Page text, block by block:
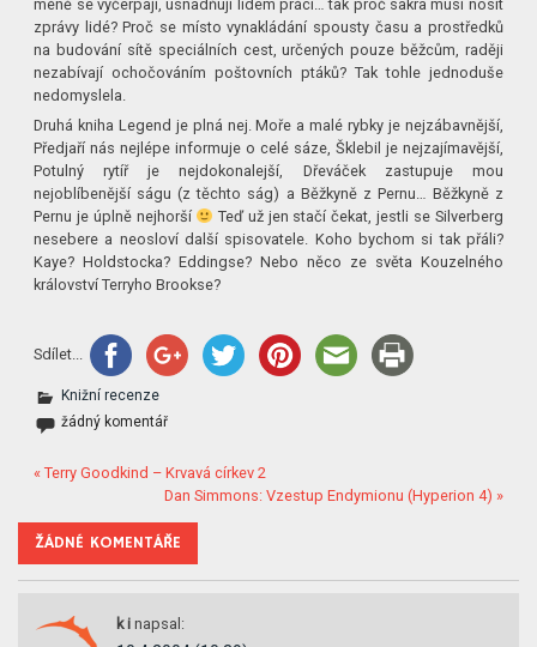
méně se vyčerpají, usnadňují lidem práci… tak proč sakra musí nosit
zprávy lidé? Proč se místo vynakládání spousty času a prostředků
na budování sítě speciálních cest, určených pouze běžcům, raději
nezabívají ochočováním poštovních ptáků? Tak tohle jednoduše
nedomyslela.
Druhá kniha Legend je plná nej. Moře a malé rybky je nejzábavnější,
Předjaří nás nejlépe informuje o celé sáze, Šklebil je nejzajímavější,
Potulný rytíř je nejdokonalejší, Dřeváček zastupuje mou
nejoblíbenější ságu (z těchto ság) a Běžkyně z Pernu… Běžkyně z
Pernu je úplně nejhorší
Teď už jen stačí čekat, jestli se Silverberg
nesebere a neosloví další spisovatele. Koho bychom si tak přáli?
Kaye? Holdstocka? Eddingse? Nebo něco ze světa Kouzelného
království Terryho Brookse?
Sdílet...
Knižní recenze
žádný komentář
« Terry Goodkind – Krvavá církev 2
Dan Simmons: Vzestup Endymionu (Hyperion 4) »
ŽÁDNÉ KOMENTÁŘE
k i napsal: